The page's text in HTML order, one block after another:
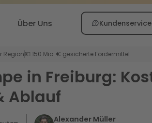
Über Uns Kundenservice
Region💶 150 Mio. € gesicherte Fördermittel
in Freiburg:
Ablauf
Alexander Müller